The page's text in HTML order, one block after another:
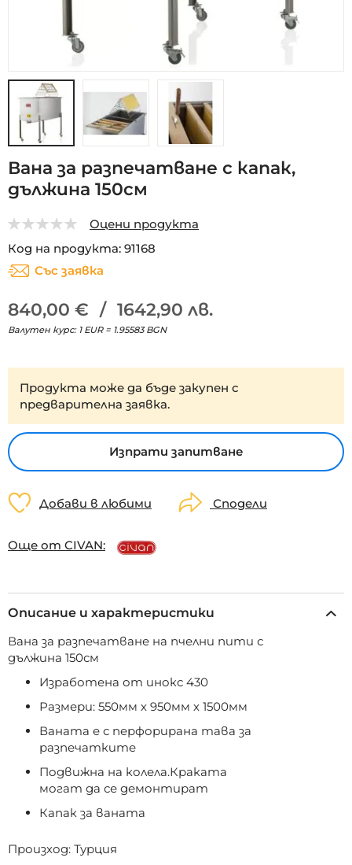
към
началото
на
галерия
снимки
Вана за разпечатване с капак,
дължина 150см
Оцени продукта
Код на продукта 91168
Със заявка
840,00 € / 1642,90 лв.
Валутен курс: 1 EUR = 1.95583 BGN
Продукта може да бъде закупен с
предварителна заявка.
Изпрати запитване
Добави в любими Сподели
Още от CIVAN:
Описание и характеристики
Вана за разпечатване на пчелни пити с
дължина 150см
Изработена от инокс 430
Размери: 550мм х 950мм х 1500мм
Ваната е с перфорирана тава за
разпечатките
Подвижна на колела.Краката
могат да се демонтират
Капак за ваната
Произход: Турция